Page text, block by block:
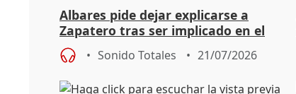
Albares pide dejar explicarse a
Zapatero tras ser implicado en el
rescate de Plus Ultra
Sonido Totales 21/07/2026